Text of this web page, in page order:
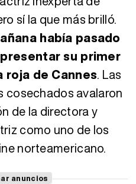
Tráiler Oficial en VOSE 'The Audacity'
Tráiler en español 'Outcome' (2026)
sí la que más brilló.
había pasado
su primer
de Cannes. Las
cosechados avalaron
de la directora y
como uno de los
norteamericano.
anuncios